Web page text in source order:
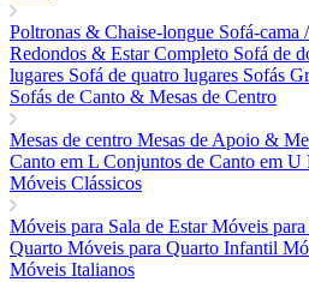
Poltronas & Chaise-longue Sofá-cama
Redondos & Estar Completo Sofá de
lugares Sofá de quatro lugares Sofás
Sofás de Canto & Mesas de Centro
Mesas de centro Mesas de Apoio &
Canto em L Conjuntos de Canto em U
Móveis Clássicos
Móveis para Sala de EstarMóveis para
Quarto Móveis para Quarto Infantil
Móveis Italianos